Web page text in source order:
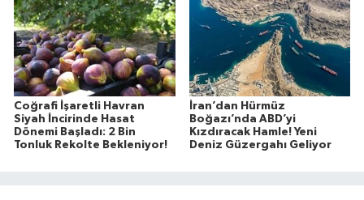
Coğrafi İşaretli Havran
Siyah İncirinde Hasat
Dönemi Başladı: 2 Bin
Tonluk Rekolte Bekleniyor!
İran’dan Hürmüz
Boğazı’nda ABD’yi
Kızdıracak Hamle! Yeni
Deniz Güzergahı Geliyor